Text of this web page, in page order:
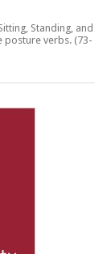
Standing, and
posture verbs. (73-